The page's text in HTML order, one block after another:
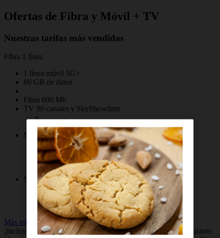
Ofertas de Fibra y Móvil + TV
Nuestras tarifas más vendidas
Fibra 1 línea
1 línea móvil 5G+
60 GB de datos
Fibra 600 Mb
TV 90 canales y SkyShowtime
Servicios de streaming
Servicios de deportes
Más info
¡Incluye una línea móvil adicional a 0 €! Recuerda añadirla durante